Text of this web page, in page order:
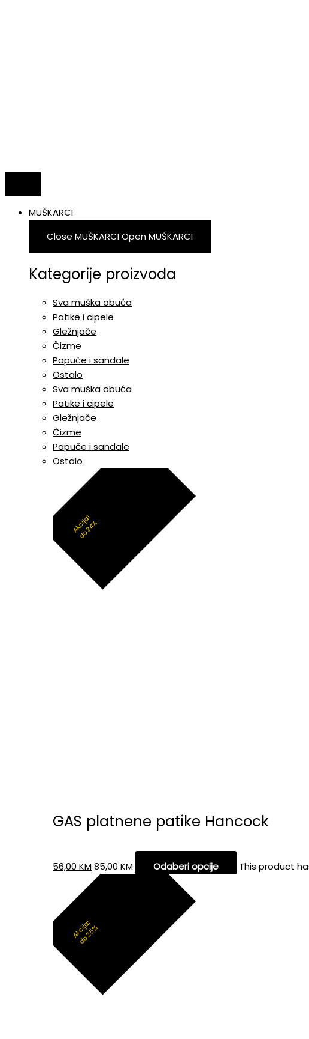
MUŠKARCI
Close MUŠKARCIOpen MUŠKARCI
Kategorije proizvoda
Sva muška obuća
Patike i cipele
Gležnjače
Čizme
Papuče i sandale
Ostalo
Sva muška obuća
Patike i cipele
Gležnjače
Čizme
Papuče i sandale
Ostalo
Akcija!
do 34%
GAS platnene patike Hancock
56,00 KM85,00KM Odaberi opcije This product
Akcija!
do 25%